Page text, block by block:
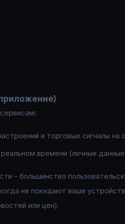
и торговые сигналы на
времени (личные
- большинство
не покидают ваше
или цен).